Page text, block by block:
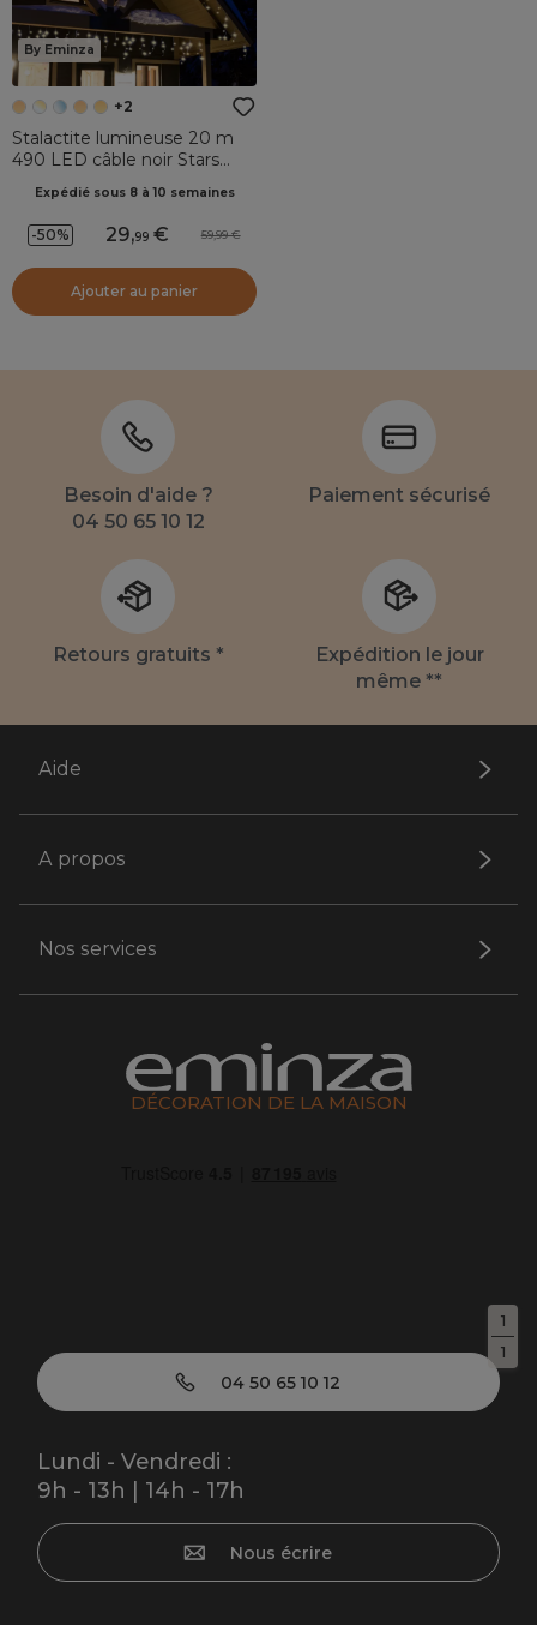
1
1
By Eminza
+2
Stalactite lumineuse 20 m
490 LED câble noir Stars
Expédié sous 8 à 10 semaines
-50% 29,99 59,99
Ajouter au panier
Besoin d'aide ?
04 50 65 10 12
Paiement sécurisé
Retours gratuits *
Expédition le jour
même **
Aide
A propos
Nos services
DÉCORATION DE LA MAISON
04 50 65 10 12
Lundi - Vendredi :
9h - 13h | 14h - 17h
Nous écrire